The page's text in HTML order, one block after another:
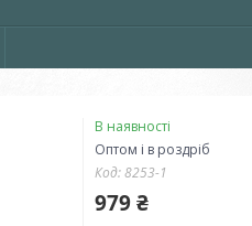
В наявності
Оптом і в роздріб
Код:8253-1
979 ₴